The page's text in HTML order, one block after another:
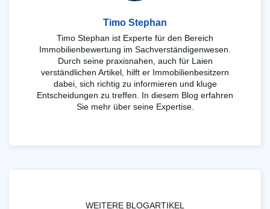
Timo Stephan
Timo Stephan ist Experte für den Bereich
Immobilienbewertung im Sachverständigenwesen.
Durch seine praxisnahen, auch für Laien
verständlichen Artikel, hilft er Immobilienbesitzern
dabei, sich richtig zu informieren und kluge
Entscheidungen zu treffen. In diesem Blog erfahren
Sie mehr über seine Expertise.
WEITERE BLOGARTIKEL